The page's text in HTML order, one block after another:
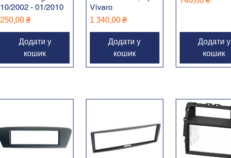
10/2002 - 01/2010
Ціна
250,00 ₴
Додати у
кошик
Vivaro
Ціна
1 340,00 ₴
Додати у
кошик
Додати у
кошик